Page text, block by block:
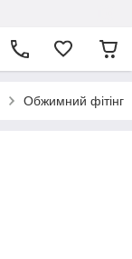
Обжимний фітінг